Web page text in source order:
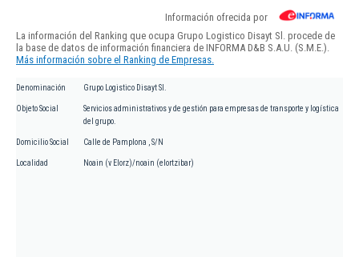
Información ofrecida por
La información del Ranking que ocupa Grupo Logistico Disayt Sl. procede de
la base de datos de información financiera de INFORMA D&B S.A.U. (S.M.E.).
Más información sobre el Ranking de Empresas.
Denominación Grupo Logistico Disayt Sl.
Objeto Social
Servicios administrativos y de gestión para empresas de transporte y logística
del grupo.
Domicilio Social Calle de Pamplona , S/N
Localidad Noain (v Elorz)/noain (elortzibar)